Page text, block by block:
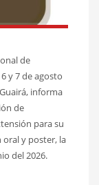
de
y 7 de agosto
informa
de
para su
y poster, la
del 2026.